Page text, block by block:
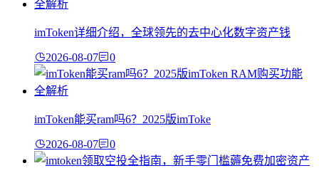
imToken详细介绍，全球领先的去中心化数字资产钱
2026-08-07 0
imToken能买ram吗6？2025版imToke
2026-08-07 0